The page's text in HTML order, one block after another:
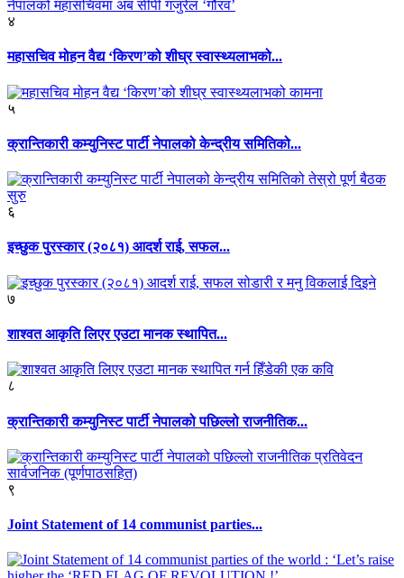
४
महासचिव मोहन वैद्य ‘किरण’को शीघ्र स्वास्थ्यलाभको...
५
क्रान्तिकारी कम्युनिस्ट पार्टी नेपालको केन्द्रीय समितिको...
६
इच्छुक पुरस्कार (२०८१) आदर्श राई, सफल...
७
शाश्वत आकृति लिएर एउटा मानक स्थापित...
८
क्रान्तिकारी कम्युनिस्ट पार्टी नेपालको पछिल्लो राजनीतिक...
९
Joint Statement of 14 communist parties...